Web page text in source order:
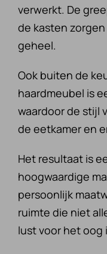
verwerkt. De
de kasten
geheel.
Ook buiten de
haardmeubel is
waardoor de stijl
de eetkamer en
Het resultaat is
hoogwaardige
persoonlijk
ruimte die niet
lust voor het oog